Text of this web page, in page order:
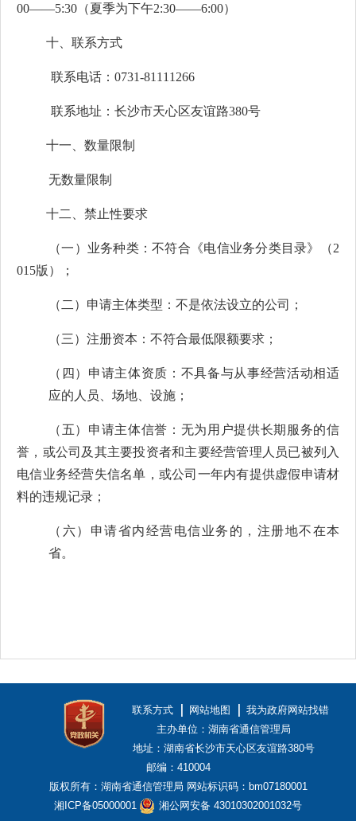
00——5:30（夏季为下午2:30——6:00）
十、联系方式
联系电话： 0731-81111266
联系地址： 长沙市天心区友谊路380号
十一、数量限制
无数量限制
十二、禁止性要求
（一）业务种类：不符合《电信业务分类目录》（2
015版）；
（二）申请主体类型：不是依法设立的公司；
（三）注册资本：不符合最低限额要求；
（四）申请主体资质：不具备与从事经营活动相适
应的人员、场地、设施；
（五）申请主体信誉：无为用户提供长期服务的信
誉，或公司及其主要投资者和主要经营管理人员已被列入
电信业务经营失信名单，或公司一年内有提供虚假申请材
料的违规记录；
（六）申请省内经营电信业务的，注册地不在本
省。
联系方式 网站地图
我为政府网站找错
主办单位：湖南省通信管理局
地址：湖南省长沙市天心区友谊路380号
邮编：410004
版权所有：湖南省通信管理局 网站标识码：bm07180001
湘ICP备05000001
湘公网安备 43010302001032号